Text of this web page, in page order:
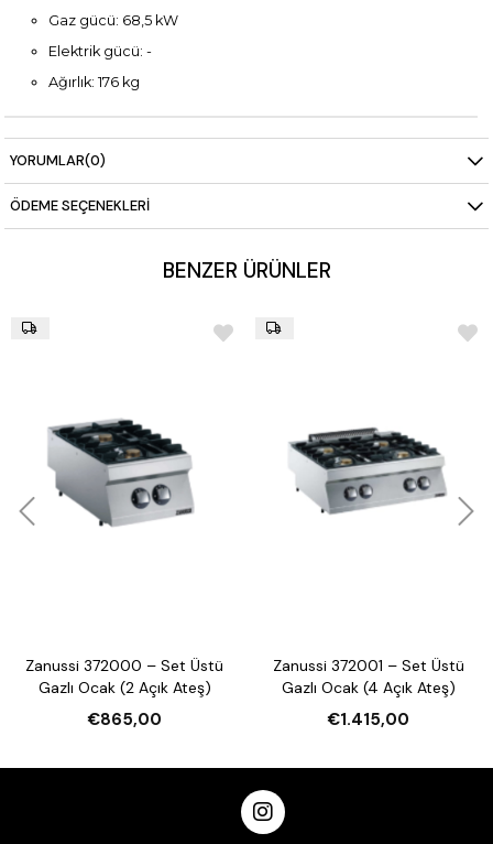
Gaz gücü: 68,5 kW
Elektrik gücü: -
Ağırlık: 176 kg
YORUMLAR(0)
ÖDEME SEÇENEKLERI
BENZER ÜRÜNLER
Zanussi 372000 – Set Üstü
Gazlı Ocak (2 Açık Ateş)
€865,00
Zanussi 372001 – Set Üstü
Gazlı Ocak (4 Açık Ateş)
€1.415,00